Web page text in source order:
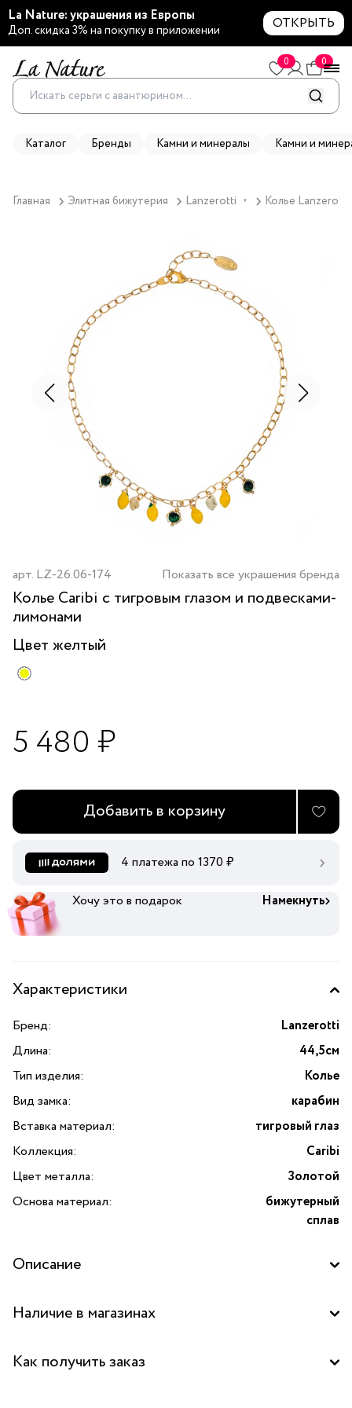
La Nature: украшения из Европы
Доп. скидка 3% на покупку в приложении ОТКРЫТЬ
0 0
Каталог Бренды Камни и минералы Камни и
Главная Элитная бижутерия Lanzerotti ▼ Колье
арт. LZ-26.06-174 Показать все украшения бренда
Колье Caribi с тигровым глазом и подвесками-
лимонами
Цвет желтый
5 480 ₽
Добавить в корзину
4 платежа по 1370 ₽
Хочу это в подарок Намекнуть
Характеристики
Бренд:
Lanzerotti
Длина:
44,5см
Тип изделия:
Колье
Вид замка:
карабин
Вставка материал:
тигровый глаз
Коллекция:
Caribi
Цвет металла:
Золотой
Основа материал:
бижутерный
сплав
Описание
роскошное украшение от итальянского бренда Lanzerotti,
колье выполнено из высококачественного бижутерного
Наличие в магазинах
Бутик "La Nature" в ТЦ "Метрополис", Москва
Как получить заказ